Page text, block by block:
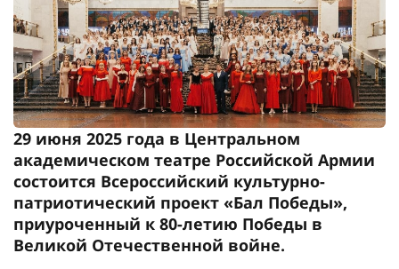
29 июня 2025 года в Центральном
академическом театре Российской Армии
состоится Всероссийский культурно-
патриотический проект «Бал Победы»,
приуроченный к 80-летию Победы в
Великой Отечественной войне.